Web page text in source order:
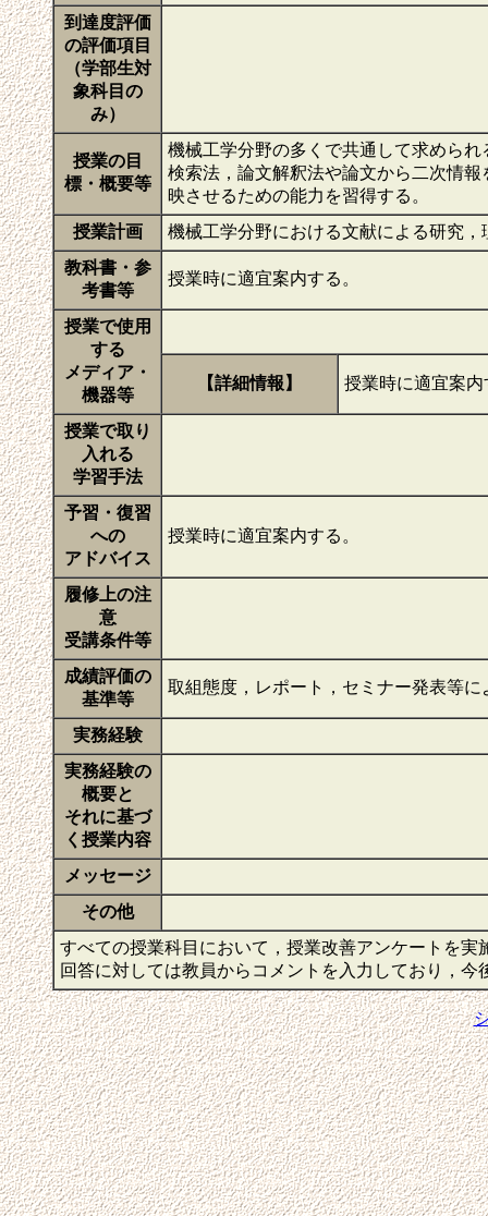
到達度評価
の評価項目
（学部生対
象科目の
み）
授業の目
標・概要等
機械工学分野の多くで共通して求めら
検索法，論文解釈法や論文から二次情
映させるための能力を習得する。
授業計画
機械工学分野における文献による研究
教科書・参
考書等
授業時に適宜案内する。
授業で使用
する
メディア・
機器等
【詳細情報】 授業時に適宜案
授業で取り
入れる
学習手法
予習・復習
への
アドバイス
授業時に適宜案内する。
履修上の注
意
受講条件等
成績評価の
基準等
取組態度，レポート，セミナー発表等
実務経験
実務経験の
概要と
それに基づ
く授業内容
メッセージ
その他
すべての授業科目において，授業改善アンケートを
回答に対しては教員からコメントを入力しており，